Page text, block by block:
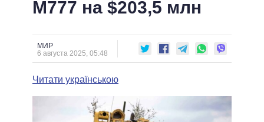
ДАЙДЖЕСТЫ
ВЕРХОВНАЯ РАДА
ГЛАВЫ ОБЛАДМИНИСТРАЦИЙ
МЭРЫ
ВСЕ ПЕРСОНЫ
ВИДЕО
СРАВНЕНИЕ ПОЛИТИКОВ
M777 на $203,5 млн
МИР
6 августа 2025, 05:48
Читати українською